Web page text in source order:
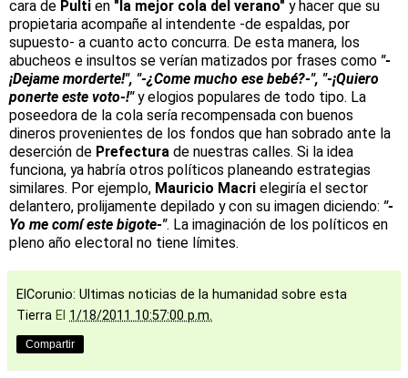
cara de Pulti en "la mejor cola del verano" y hacer que su
propietaria acompañe al intendente -de espaldas, por
supuesto- a cuanto acto concurra. De esta manera, los
abucheos e insultos se verían matizados por frases como "-
¡Dejame morderte!", "-¿Come mucho ese bebé?-", "-¡Quiero
ponerte este voto-!"y elogios populares de todo tipo. La
poseedora de la cola sería recompensada con buenos
dineros provenientes de los fondos que han sobrado ante la
deserción de Prefectura de nuestras calles. Si la idea
funciona, ya habría otros políticos planeando estrategias
similares. Por ejemplo, Mauricio Macri elegiría el sector
delantero, prolijamente depilado y con su imagen diciendo: "-
Yo me comí este bigote-". La imaginación de los políticos en
pleno año electoral no tiene límites.
ElCorunio: Ultimas noticias de la humanidad sobre esta
Tierra El 1/18/2011 10:57:00 p.m.
Compartir